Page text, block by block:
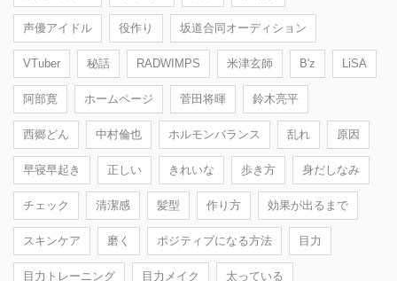
声優アイドル 役作り 坂道合同オーディション
VTuber 秘話 RADWIMPS 米津玄師 B'z LiSA
阿部寛 ホームページ 菅田将暉 鈴木亮平
西郷どん 中村倫也 ホルモンバランス 乱れ 原因
早寝早起き 正しい きれいな 歩き方 身だしなみ
チェック 清潔感 髪型 作り方 効果が出るまで
スキンケア 磨く ポジティブになる方法 目力
目力トレーニング 目力メイク 太っている